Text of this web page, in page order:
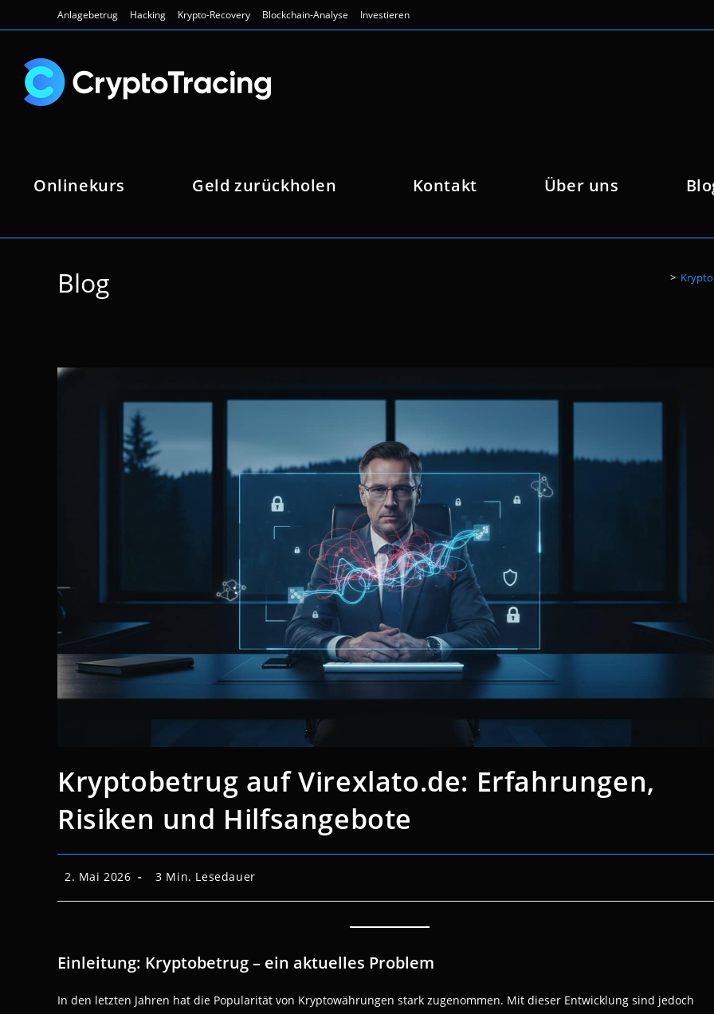
Inhalt
Anlagebetrug Hacking Krypto-Recovery Blockchain-Analyse Investieren
Onlinekurs Geld zurückholen Kontakt Über uns
Blog >
Kryptobetrug auf Virexlato.de: Erfahrungen,
Risiken und Hilfsangebote
Beitrag
2. Mai 2026 Lesedauer:
3 Min. Lesedauer
Einleitung: Kryptobetrug – ein aktuelles Problem
In den letzten Jahren hat die Popularität von Kryptowährungen stark zugenommen. Mit dieser Entwicklung sind jedoch